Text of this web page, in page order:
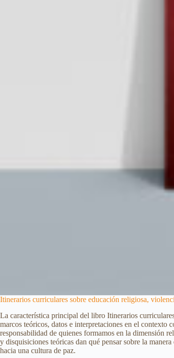
Itinerarios curriculares sobre educación religiosa,
La característica principal del libro Itinerarios
marcos teóricos, datos e interpretaciones en el contexto
responsabilidad de quienes formamos en la dimensión
y disquisiciones teóricas dan qué pensar sobre la
hacia una cultura de paz.